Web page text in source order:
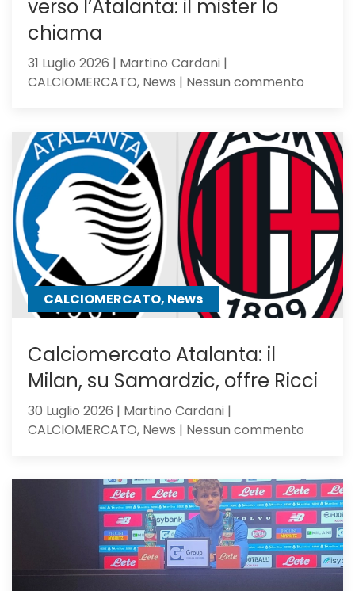
verso l’Atalanta: il mister lo
chiama
31 Luglio 2026 | Martino Cardani |
CALCIOMERCATO, News | Nessun commento
di
Sarri,
verso
mister
chiama
CALCIOMERCATO, News
Calciomercato Atalanta: il
Milan, su Samardzic, offre Ricci
30 Luglio 2026 | Martino Cardani |
CALCIOMERCATO, News | Nessun commento
il
Milan,
su
offre
Ricci